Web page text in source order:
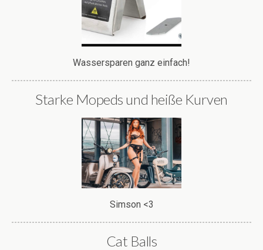
Wassersparen ganz einfach!
Starke Mopeds und heiße Kurven
Simson <3
Cat Balls